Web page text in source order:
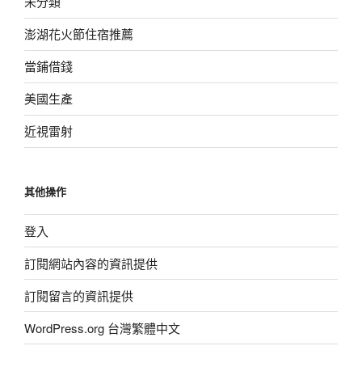
澎湖花火節住宿推薦
當鋪借錢
美國生產
近視雷射
其他操作
登入
訂閱網站內容的資訊提供
訂閱留言的資訊提供
WordPress.org 台灣繁體中文